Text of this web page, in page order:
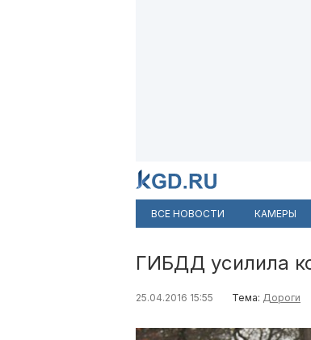
ВСЕ НОВОСТИ КАМЕРЫ
ГИБДД усилила
25.04.2016 15:55 Тема: Дороги